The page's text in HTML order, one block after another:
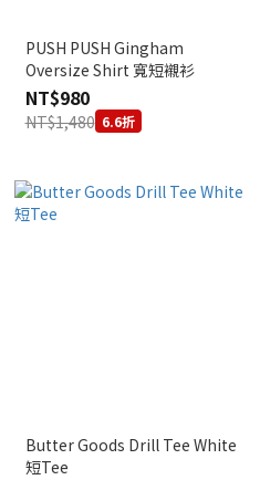
PUSH PUSH Gingham
Oversize Shirt 寬短襯衫
NT$980
NT$1,480 6.6折
Butter Goods Drill Tee White
短Tee